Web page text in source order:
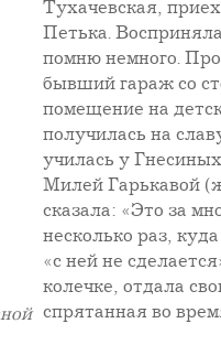
Тухачевская,
Петька.
помню немного.
бывший гараж со
помещение на
получилась на
училась у
Милей Гарькавой
сказала: «Это за
несколько раз,
«с ней не
колечке, отдала
спрятанная во